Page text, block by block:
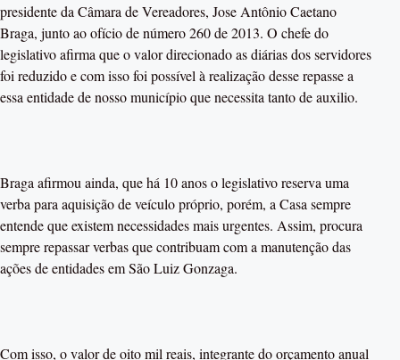
presidente da Câmara de Vereadores, Jose Antônio Caetano
Braga, junto ao ofício de número 260 de 2013. O chefe do
legislativo afirma que o valor direcionado as diárias dos servidores
foi reduzido e com isso foi possível à realização desse repasse a
essa entidade de nosso município que necessita tanto de auxilio.
Braga afirmou ainda, que há 10 anos o legislativo reserva uma
verba para aquisição de veículo próprio, porém, a Casa sempre
entende que existem necessidades mais urgentes. Assim, procura
sempre repassar verbas que contribuam com a manutenção das
ações de entidades em São Luiz Gonzaga.
Com isso, o valor de oito mil reais, integrante do orçamento anual